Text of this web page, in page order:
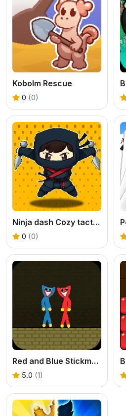
Kobolm Rescue
0 (0)
Ninja dash Cozy tactic puzzle
0 (0)
Red and Blue Stickman Huggy
5.0 (1)